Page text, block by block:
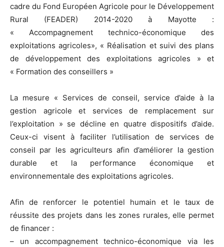
cadre du Fond Européen Agricole pour le Développement
Rural (FEADER) 2014-2020 à Mayotte :
« Accompagnement technico-économique des
exploitations agricoles», « Réalisation et suivi des plans
de développement des exploitations agricoles » et
« Formation des conseillers »
La mesure « Services de conseil, service d’aide à la
gestion agricole et services de remplacement sur
l’exploitation » se décline en quatre dispositifs d’aide.
Ceux-ci visent à faciliter l’utilisation de services de
conseil par les agriculteurs afin d’améliorer la gestion
durable et la performance économique et
environnementale des exploitations agricoles.
Afin de renforcer le potentiel humain et le taux de
réussite des projets dans les zones rurales, elle permet
de financer :
– un accompagnement technico-économique via les